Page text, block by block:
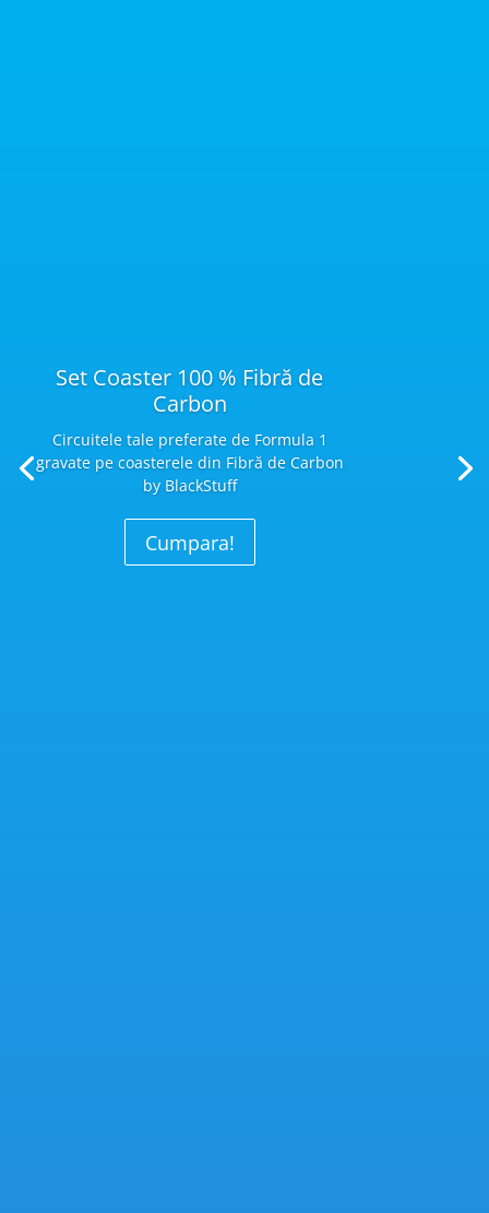
Set Coaster 100 % Fibră de
Carbon
Circuitele tale preferate de Formula 1
gravate pe coasterele din Fibră de Carbon
by BlackStuff
Cumpara!